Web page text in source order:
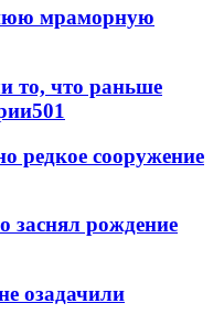
мраморную
то, что раньше
501
редкое сооружение
заснял рождение
озадачили